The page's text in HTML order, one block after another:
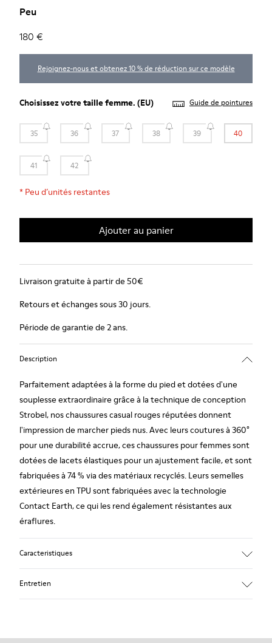
Peu
180 €
Rejoignez-nous et obtenez 10 % de réduction sur ce modèle
Choisissez votretaille femme. (EU) Guide de pointures
35 36 37 38 39 40
41 42
* Peu d’unités restantes
Ajouter au panier
Livraison gratuite à partir de 50€
Retours et échanges sous 30 jours.
Période de garantie de 2 ans.
Description
Parfaitement adaptées à la forme du pied et dotées d'une
souplesse extraordinaire grâce à la technique de conception
Strobel, nos chaussures casual rouges réputées donnent
l'impression de marcher pieds nus. Avec leurs coutures à 360°
pour une durabilité accrue, ces chaussures pour femmes sont
dotées de lacets élastiques pour un ajustement facile, et sont
fabriquées à 74 % via des matériaux recyclés. Leurs semelles
extérieures en TPU sont fabriquées avec la technologie
Contact Earth, ce qui les rend également résistantes aux
éraflures.
Caracteristiques
Entretien
Nos chaussures sont confectionnées à partir de matières haut